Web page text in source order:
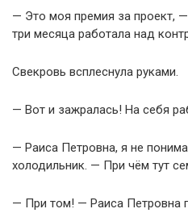
— Это моя премия за проект,
три месяца работала над
Свекровь всплеснула руками.
— Вот и зажралась! На себя
— Раиса Петровна, я не
холодильник. — При чём тут
— При том! — Раиса Петровна